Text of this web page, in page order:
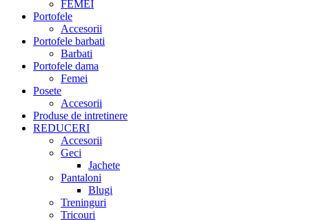
FEMEI
Portofele
Accesorii
Portofele barbati
Barbati
Portofele dama
Femei
Posete
Accesorii
Produse de intretinere
REDUCERI
Accesorii
Geci
Jachete
Pantaloni
Blugi
Treninguri
Tricouri